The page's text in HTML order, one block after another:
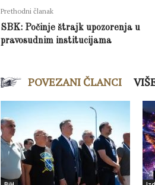
Prethodni članak
SBK: Počinje štrajk upozorenja u
pravosudnim institucijama
POVEZANI ČLANCI